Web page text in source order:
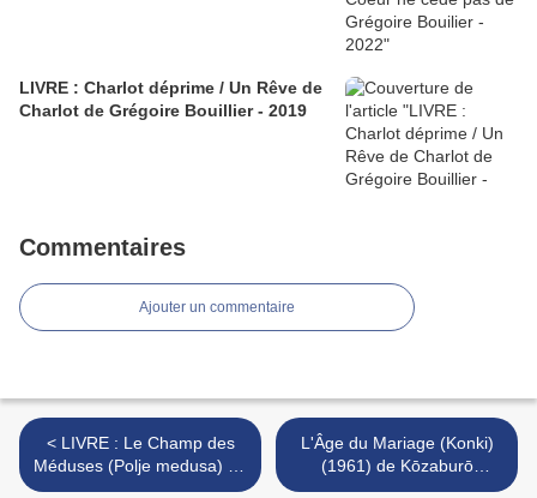
LIVRE : Charlot déprime / Un Rêve de
Charlot de Grégoire Bouillier - 2019
Commentaires
Ajouter un commentaire
< LIVRE : Le Champ des
Méduses (Polje medusa) de
Oto Oltvanji - 2023
L'Âge du Mariage (Konki)
(1961) de Kōzaburō
Yoshimura >